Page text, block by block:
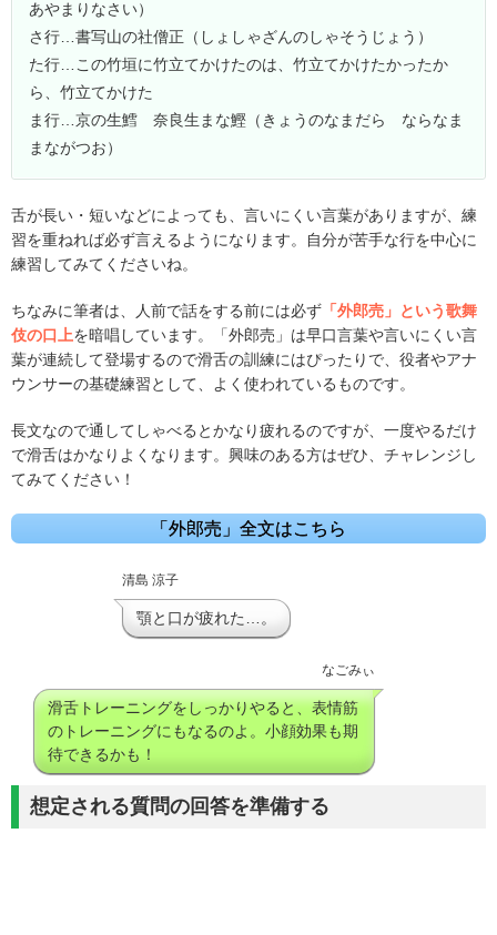
あやまりなさい）
さ行…書写山の社僧正（しょしゃざんのしゃそうじょう）
た行…この竹垣に竹立てかけたのは、竹立てかけたかったか
ら、竹立てかけた
ま行…京の生鱈 奈良生まな鰹（きょうのなまだら ならなま
まながつお）
舌が長い・短いなどによっても、言いにくい言葉がありますが、練
習を重ねれば必ず言えるようになります。自分が苦手な行を中心に
練習してみてくださいね。
ちなみに筆者は、人前で話をする前には必ず 「外郎売」という歌舞
伎の口上を暗唱しています。「外郎売」は早口言葉や言いにくい言
葉が連続して登場するので滑舌の訓練にはぴったりで、役者やアナ
ウンサーの基礎練習として、よく使われているものです。
長文なので通してしゃべるとかなり疲れるのですが、一度やるだけ
で滑舌はかなりよくなります。興味のある方はぜひ、チャレンジし
てみてください！
「外郎売」全文はこちら
清島 涼子
顎と口が疲れた…。
なごみぃ
滑舌トレーニングをしっかりやると、表情筋
のトレーニングにもなるのよ。小顔効果も期
待できるかも！
想定される質問の回答を準備する